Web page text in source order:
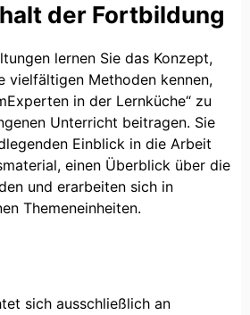
der Fortbildung
lernen Sie das Konzept,
vielfältigen Methoden kennen,
in der Lernküche“ zu
Unterricht beitragen. Sie
Einblick in die Arbeit
einen Überblick über die
und erarbeiten sich in
Themeneinheiten.
sich ausschließlich an